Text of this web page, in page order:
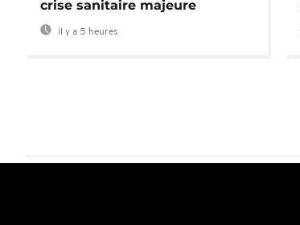
crise sanitaire majeure
Il y a 5 heures